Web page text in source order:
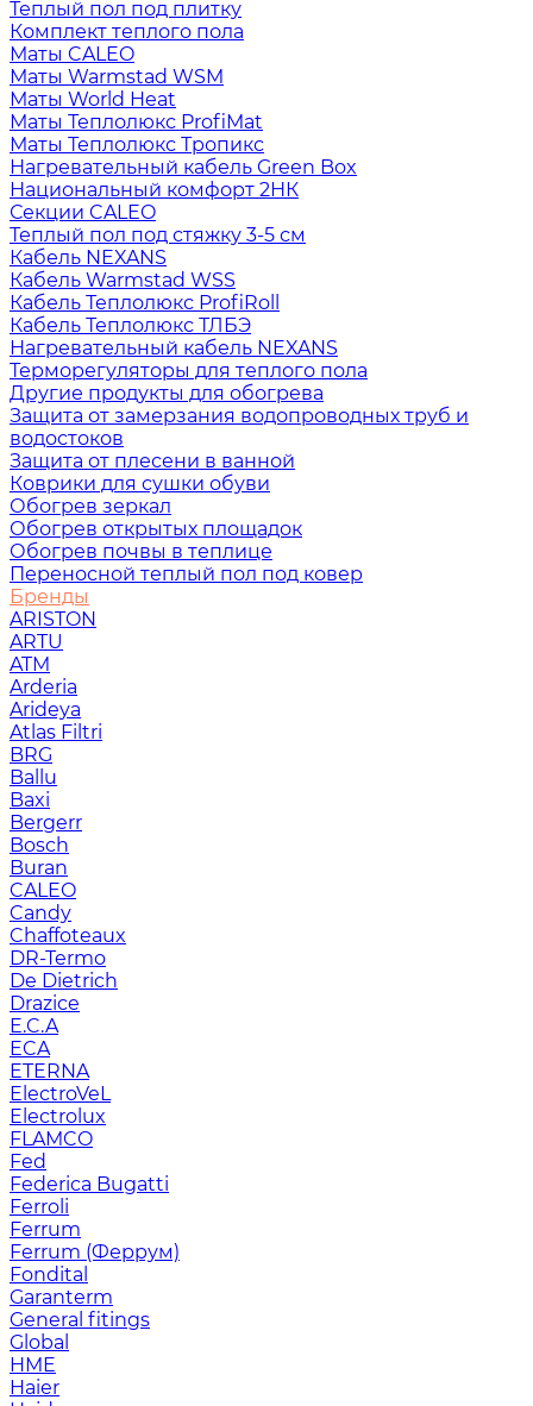
Теплый пол под плитку
Комплект теплого пола
Маты CALEO
Маты Warmstad WSM
Маты World Heat
Маты Теплолюкс ProfiMat
Маты Теплолюкс Тропикс
Нагревательный кабель Green Box
Национальный комфорт 2НК
Секции CALEO
Теплый пол под стяжку 3-5 см
Кабель NEXANS
Кабель Warmstad WSS
Кабель Теплолюкс ProfiRoll
Кабель Теплолюкс ТЛБЭ
Нагревательный кабель NEXANS
Терморегуляторы для теплого пола
Другие продукты для обогрева
Защита от замерзания водопроводных труб и
водостоков
Защита от плесени в ванной
Коврики для сушки обуви
Обогрев зеркал
Обогрев открытых площадок
Обогрев почвы в теплице
Переносной теплый пол под ковер
Бренды
ARISTON
ARTU
ATM
Arderia
Arideya
Atlas Filtri
BRG
Ballu
Baxi
Bergerr
Bosch
Buran
CALEO
Candy
Chaffoteaux
DR-Termo
De Dietrich
Drazice
E.C.A
ECA
ETERNA
ElectroVeL
Electrolux
FLAMCO
Fed
Federica Bugatti
Ferroli
Ferrum
Ferrum (Феррум)
Fondital
Garanterm
General fitings
Global
HME
Haier